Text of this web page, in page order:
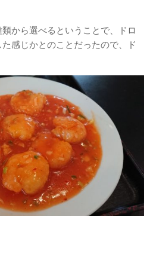
から選べるということで、ドロ
感じかとのことだったので、ド